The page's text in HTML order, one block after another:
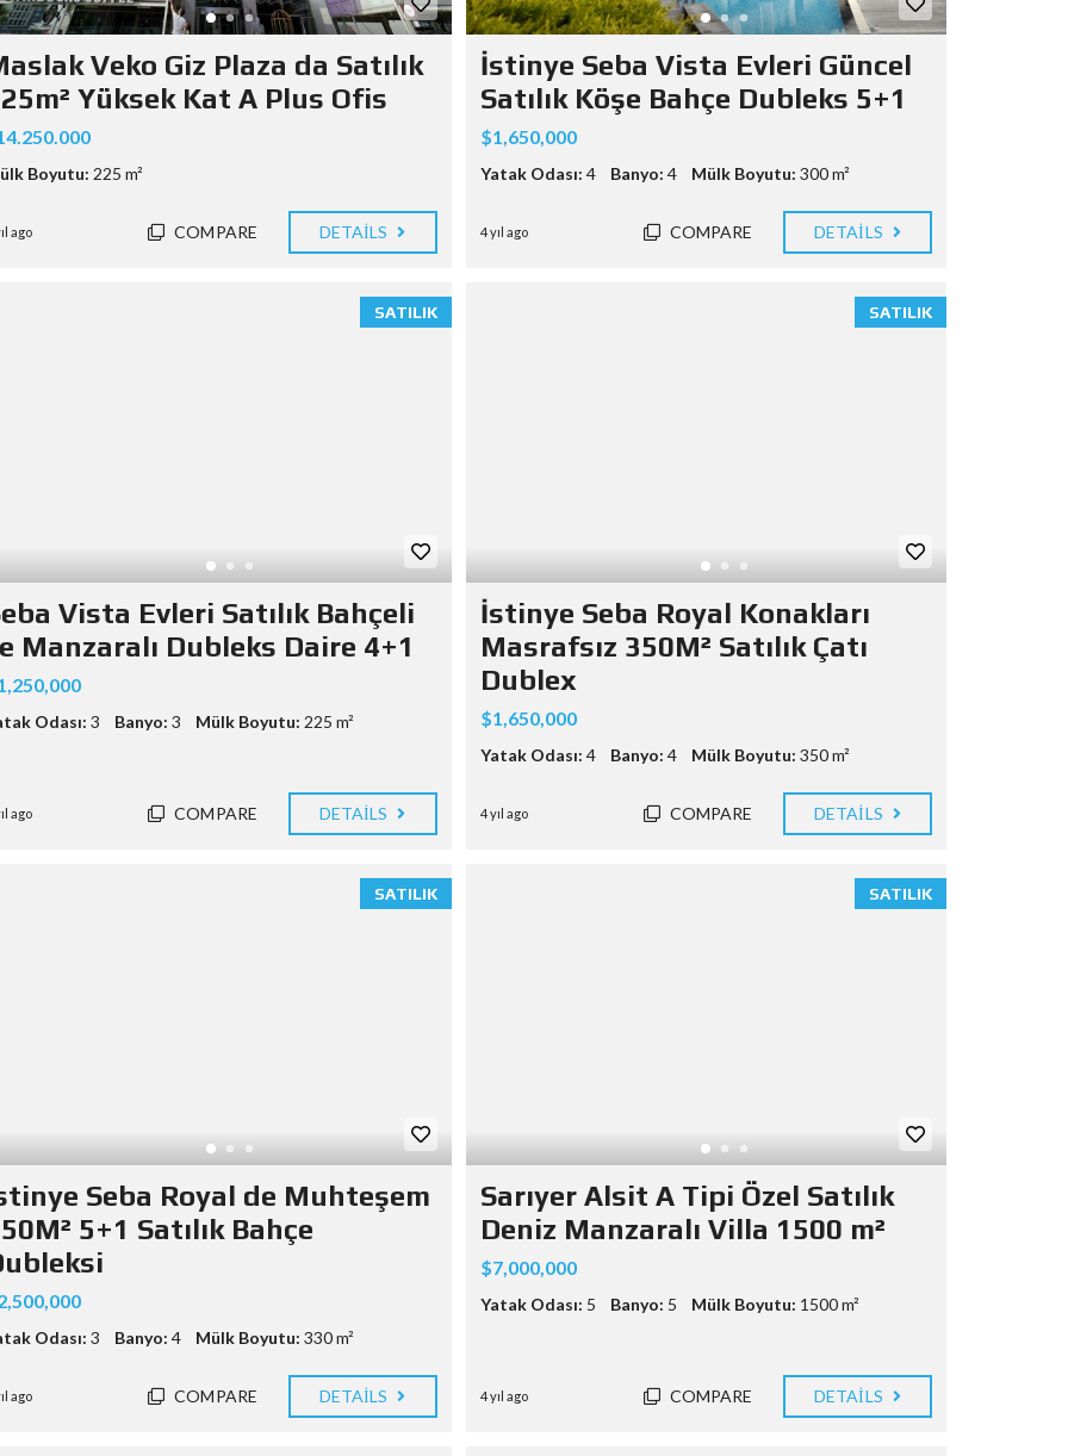
Veko Giz Plaza da Satılık
Yüksek Kat A Plus Ofis
Boyutu: 225 m²
ago COMPARE DETAILS
İstinye Seba Vista Evleri Güncel
Satılık Köşe Bahçe Dubleks 5+1
$1,650,000
Yatak Odası: 4 Banyo: 4 Mülk Boyutu: 300 m²
4 yıl ago COMPARE DETAILS
SATILIK
Vista Evleri Satılık Bahçeli
Manzaralı Dubleks Daire 4+1
Odası: 3 Banyo: 3 Mülk Boyutu: 225 m²
ago COMPARE DETAILS
SATILIK
İstinye Seba Royal Konakları
Masrafsız 350M² Satılık Çatı
Dublex
$1,650,000
Yatak Odası: 4 Banyo: 4 Mülk Boyutu: 350 m²
4 yıl ago COMPARE DETAILS
SATILIK
Seba Royal de Muhteşem
5+1 Satılık Bahçe
Odası: 3 Banyo: 4 Mülk Boyutu: 330 m²
ago COMPARE DETAILS
SATILIK
Sarıyer Alsit A Tipi Özel Satılık
Deniz Manzaralı Villa 1500 m²
$7,000,000
Yatak Odası: 5 Banyo: 5 Mülk Boyutu: 1500 m²
4 yıl ago COMPARE DETAILS